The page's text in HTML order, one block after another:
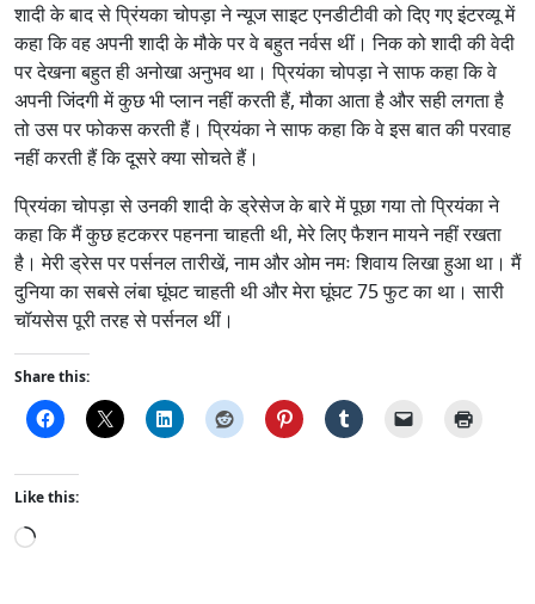
शादी के बाद से प्रिंयका चोपड़ा ने न्यूज साइट एनडीटीवी को दिए गए इंटरव्यू में
कहा कि वह अपनी शादी के मौके पर वे बहुत नर्वस थीं। निक को शादी की वेदी
पर देखना बहुत ही अनोखा अनुभव था। प्रियंका चोपड़ा ने साफ कहा कि वे
अपनी जिंदगी में कुछ भी प्लान नहीं करती हैं, मौका आता है और सही लगता है
तो उस पर फोकस करती हैं। प्रियंका ने साफ कहा कि वे इस बात की परवाह
नहीं करती हैं कि दूसरे क्या सोचते हैं।
प्रियंका चोपड़ा से उनकी शादी के ड्रेसेज के बारे में पूछा गया तो प्रियंका ने
कहा कि मैं कुछ हटकरर पहनना चाहती थी, मेरे लिए फैशन मायने नहीं रखता
है। मेरी ड्रेस पर पर्सनल तारीखें, नाम और ओम नमः शिवाय लिखा हुआ था। मैं
दुनिया का सबसे लंबा घूंघट चाहती थी और मेरा घूंघट 75 फुट का था। सारी
चॉयसेस पूरी तरह से पर्सनल थीं।
Share this:
Like this:
L